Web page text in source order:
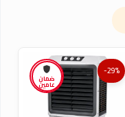
ضمان
عامين
-29%